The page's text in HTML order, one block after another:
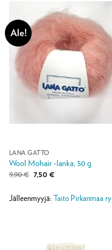
Ale!
LANA GATTO
Wool Mohair -lanka, 50 g
9,90€ Alkuperäinen
hinta
9,90 €.
7,50 €Nykyinen
7,50 €.
Jälleenmyyjä: Taito Pirkanmaa ry